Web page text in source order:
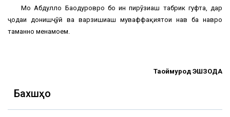
Мо Абдулло Баҳодуровро бо ин пирӯзиаш табрик гуфта, дар
ҷодаи донишҷӯӣ ва варзишиаш муваффақиятҳои нав ба навро
таманно менамоем.
Тағоймурод ЭШЗОДА
Бахшҳо